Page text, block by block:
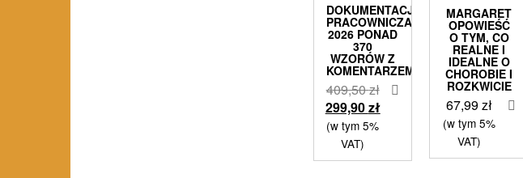
DOKUMENTACJA
PRACOWNICZA
2026 PONAD
370
WZORÓW Z
KOMENTARZEM
409,50złPierwotna
cena
wynosiła:
299,90złAktualna
299,90 zł.
(w tym 5%
VAT)
MARGARET
OPOWIEŚĆ
O TYM, CO
REALNE I
IDEALNE O
CHOROBIE I
ROZKWICIE
67,99zł
(w tym 5%
VAT)